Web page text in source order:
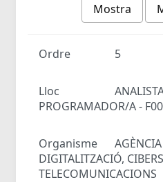
Mostra
Ordre 5
Lloc
PROGRAMADOR/A -
Organisme
DIGITALITZACIÓ,
TELECOMUNICACIONS